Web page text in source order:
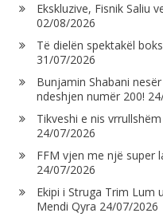
Ekskluzive, Fisnik Saliu
02/08/2026
Të dielën spektakël
31/07/2026
Bunjamin Shabani
ndeshjen numër 200!
Tikveshi e nis
24/07/2026
FFM vjen me një super
24/07/2026
Ekipi i Struga Trim Lum
Mendi Qyra 24/07/2026